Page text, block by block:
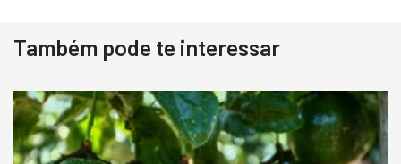
Pá Carregadeira Cat 966
Ano 1987
R$ 145.000
Também pode te interessar